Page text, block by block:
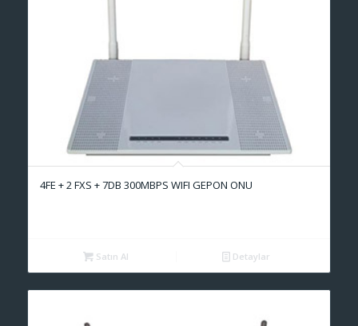
4FE + 2 FXS + 7DB 300MBPS WIFI GEPON ONU
Satın Al Detaylar